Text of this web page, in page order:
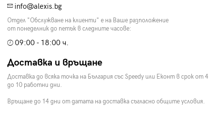
info@alexis.bg
Отдел "Обслужване на клиенти" е на Ваше разположение
от понеделник до петък в следните часове:
09:00 - 18:00 ч.
Доставка и връщане
Доставка до всяка точка на България със Speedy или Еконт в срок от 4
до 10 работни дни.
Връщане до 14 дни от датата на доставка съгласно общите условия.